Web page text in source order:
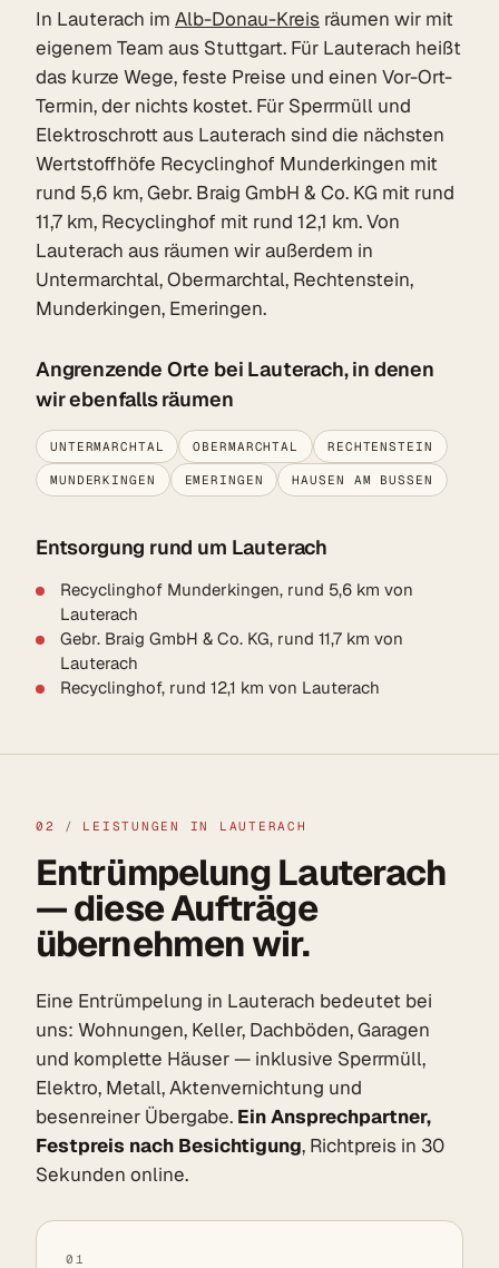
In Lauterach im Alb-Donau-Kreis räumen wir mit
eigenem Team aus Stuttgart. Für Lauterach heißt
das kurze Wege, feste Preise und einen Vor-Ort-
Termin, der nichts kostet. Für Sperrmüll und
Elektroschrott aus Lauterach sind die nächsten
Wertstoffhöfe Recyclinghof Munderkingen mit
rund 5,6 km, Gebr. Braig GmbH & Co. KG mit rund
11,7 km, Recyclinghof mit rund 12,1 km. Von
Lauterach aus räumen wir außerdem in
Untermarchtal, Obermarchtal, Rechtenstein,
Munderkingen, Emeringen.
Angrenzende Orte bei Lauterach, in denen
wir ebenfalls räumen
UNTERMARCHTAL OBERMARCHTAL RECHTENSTEIN
MUNDERKINGEN EMERINGEN HAUSEN AM BUSSEN
Entsorgung rund um Lauterach
Recyclinghof Munderkingen, rund 5,6 km von
Lauterach
Gebr. Braig GmbH & Co. KG, rund 11,7 km von
Lauterach
Recyclinghof, rund 12,1 km von Lauterach
02 / LEISTUNGEN IN LAUTERACH
Entrümpelung Lauterach
— diese Aufträge
übernehmen wir.
Eine Entrümpelung in Lauterach bedeutet bei
uns: Wohnungen, Keller, Dachböden, Garagen
und komplette Häuser — inklusive Sperrmüll,
Elektro, Metall, Aktenvernichtung und
besenreiner Übergabe. Ein Ansprechpartner,
Festpreis nach Besichtigung, Richtpreis in 30
Sekunden online.
01